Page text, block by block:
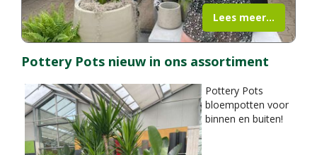
Pottery Pots nieuw in ons assortiment
Pottery Pots
bloempotten voor
binnen en buiten!
Lees meer...